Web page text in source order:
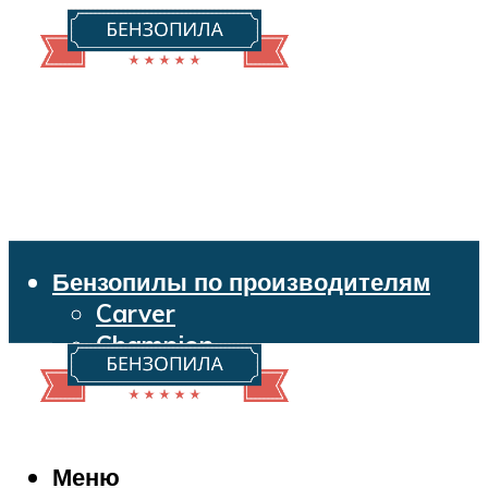
Бензопилы по производителям
Carver
Champion
Echo
Husqvarna
Makita
Меню